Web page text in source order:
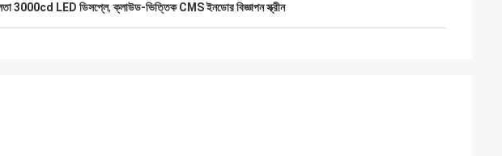
3000cd LED ডিসপ্লে,ক্লাউড-ভিত্তিক CMS ইনডোর বিজ্ঞাপন স্ক্রীন